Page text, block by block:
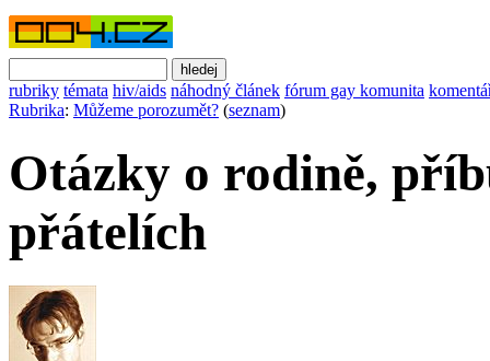
rubriky témata hiv/aids náhodný článek fórum gay komunita
Rubrika: Můžeme porozumět? (seznam)
Otázky o rodině,
přátelích